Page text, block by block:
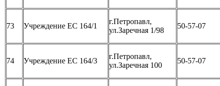
73 Учреждение ЕС 164/1
г.Петропавл,
ул.Заречная 1/98
50-57-07
74 Учреждение ЕС 164/3
г.Петропавл,
ул.Заречная 100
50-57-07